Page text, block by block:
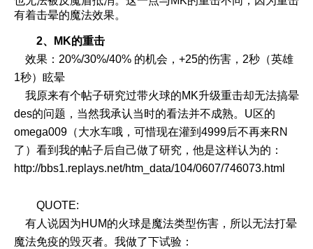
有着击晕的魔法效果。
2、MK的重击
效果：20%/30%/40% 的机会，+25的伤害，2秒（英雄
1秒）眩晕
我原来有个帖子研究过带火球的MK升级重击却无法搞晕
des的问题，当然我承认当时的看法并不成熟。U区的
omega009（大水车哦，可惜现在灌到4999后不再来RN
了）看到我的帖子后自己做了研究，他是这样认为的：
http://bbs1.replays.net/htm_data/104/0607/746073.html
QUOTE:
有人说因为HUM的火球是魔法类型伤害，所以无法打晕
魔法免疫的毁灭者。我做了下试验：